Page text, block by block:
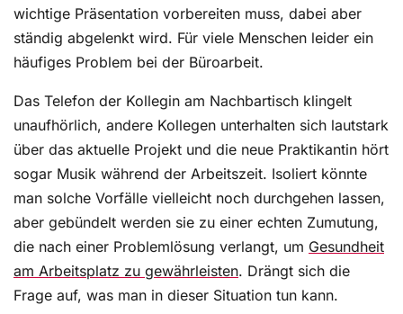
wichtige Präsentation vorbereiten muss, dabei aber
ständig abgelenkt wird. Für viele Menschen leider ein
häufiges Problem bei der Büroarbeit.
Das Telefon der Kollegin am Nachbartisch klingelt
unaufhörlich, andere Kollegen unterhalten sich lautstark
über das aktuelle Projekt und die neue Praktikantin hört
sogar Musik während der Arbeitszeit. Isoliert könnte
man solche Vorfälle vielleicht noch durchgehen lassen,
aber gebündelt werden sie zu einer echten Zumutung,
die nach einer Problemlösung verlangt, um Gesundheit
am Arbeitsplatz zu gewährleisten. Drängt sich die
Frage auf, was man in dieser Situation tun kann.